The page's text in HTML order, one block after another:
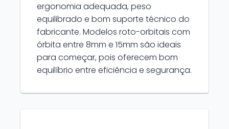
ergonomia adequada, peso
equilibrado e bom suporte técnico do
fabricante. Modelos roto-orbitais com
órbita entre 8mm e 15mm são ideais
para começar, pois oferecem bom
equilíbrio entre eficiência e segurança.